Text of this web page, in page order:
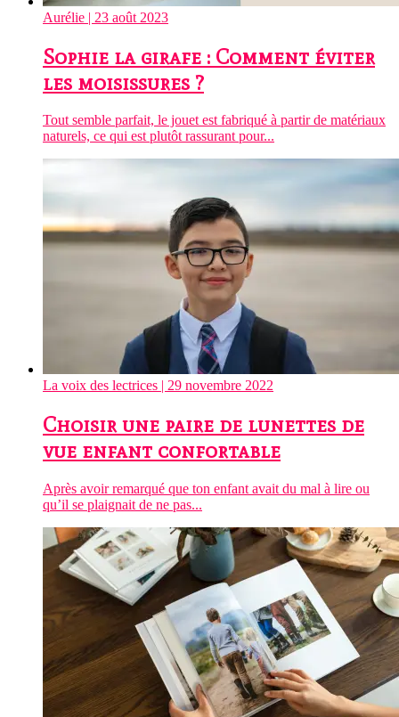
Aurélie | 23 août 2023
Sophie la girafe : Comment éviter
les moisissures ?
Tout semble parfait, le jouet est fabriqué à partir de matériaux
naturels, ce qui est plutôt rassurant pour...
La voix des lectrices | 29 novembre 2022
Choisir une paire de lunettes de
vue enfant confortable
Après avoir remarqué que ton enfant avait du mal à lire ou
qu’il se plaignait de ne pas...